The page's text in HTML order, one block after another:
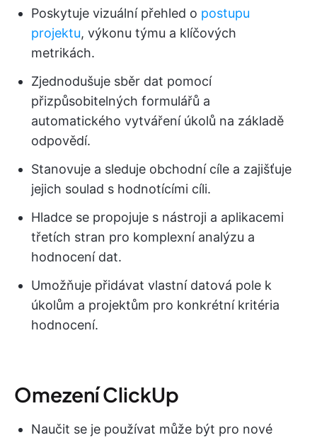
Poskytuje vizuální přehled o postupu
projektu, výkonu týmu a klíčových
metrikách.
Zjednodušuje sběr dat pomocí
přizpůsobitelných formulářů a
automatického vytváření úkolů na základě
odpovědí.
Stanovuje a sleduje obchodní cíle a zajišťuje
jejich soulad s hodnotícími cíli.
Hladce se propojuje s nástroji a aplikacemi
třetích stran pro komplexní analýzu a
hodnocení dat.
Umožňuje přidávat vlastní datová pole k
úkolům a projektům pro konkrétní kritéria
hodnocení.
Omezení ClickUp
Naučit se je používat může být pro nové